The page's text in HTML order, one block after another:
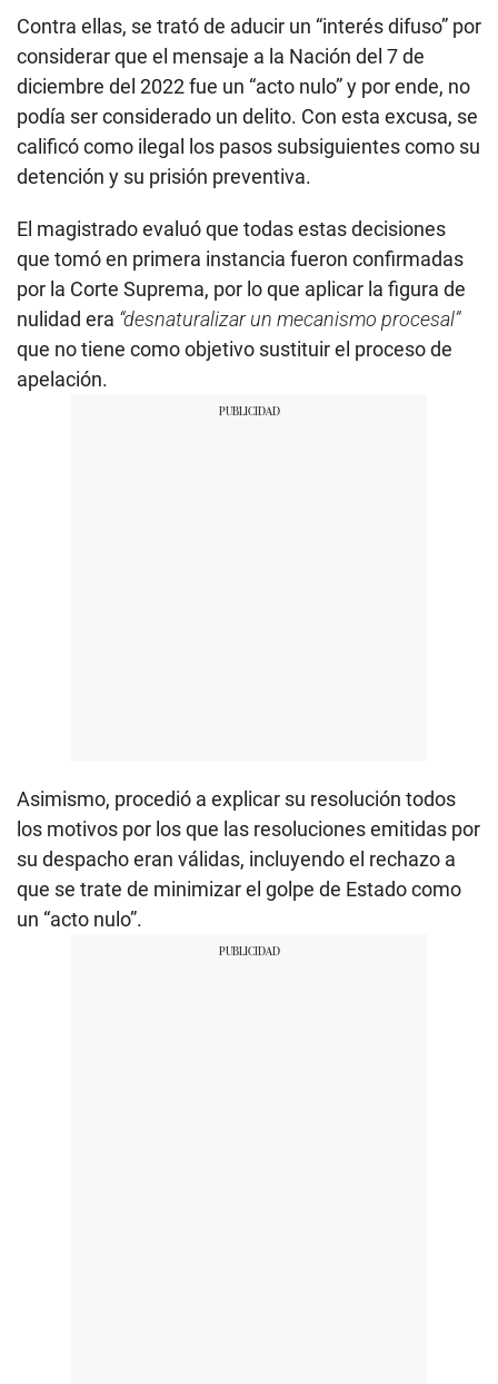
Contra ellas, se trató de aducir un “interés difuso” por
considerar que el mensaje a la Nación del 7 de
diciembre del 2022 fue un “acto nulo” y por ende, no
podía ser considerado un delito. Con esta excusa, se
calificó como ilegal los pasos subsiguientes como su
detención y su prisión preventiva.
El magistrado evaluó que todas estas decisiones
que tomó en primera instancia fueron confirmadas
por la Corte Suprema, por lo que aplicar la figura de
nulidad era “desnaturalizar un mecanismo procesal”
que no tiene como objetivo sustituir el proceso de
apelación.
Asimismo, procedió a explicar su resolución todos
los motivos por los que las resoluciones emitidas por
su despacho eran válidas, incluyendo el rechazo a
que se trate de minimizar el golpe de Estado como
un “acto nulo”.